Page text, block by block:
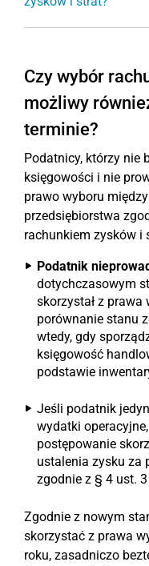
Czy wybór
możliwy
terminie?
Podatnicy, którzy nie
księgowości i nie
prawo wyboru
przedsiębiorstwa
rachunkiem zysków i
Podatnik
dotychczasowym
skorzystał z
porównanie stanu
wtedy, gdy
księgowość
podstawie
Jeśli podatnik
wydatki
postępowanie
ustalenia zysku za
zgodnie z § 4 ust. 3
Zgodnie z nowym
skorzystać z prawa
roku, zasadniczo